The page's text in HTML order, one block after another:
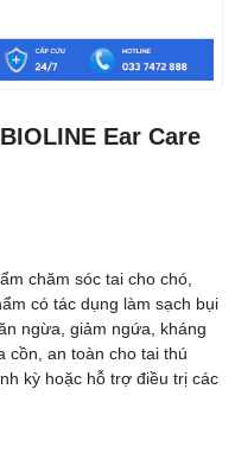
Ear Care
chăm sóc tai cho chó,
có tác dụng làm sạch bụi
ngừa, giảm ngứa, kháng
cồn, an toàn cho tai thú
kỳ hoặc hỗ trợ điều trị các